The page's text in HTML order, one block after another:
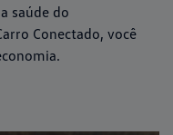
saúde do
Conectado, você